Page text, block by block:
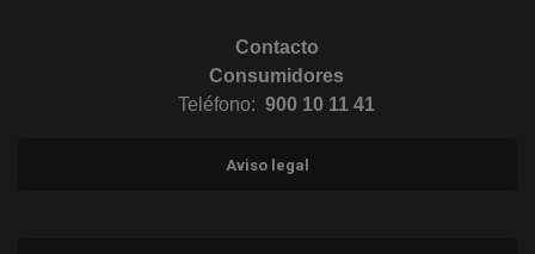
Contacto
Consumidores
Teléfono: 900 10 11 41
Aviso legal